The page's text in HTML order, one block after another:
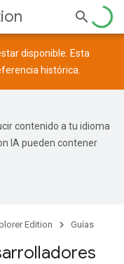
disponible. Esta
histórica.
contenido a tu idioma
IA pueden contener
Edition Guías